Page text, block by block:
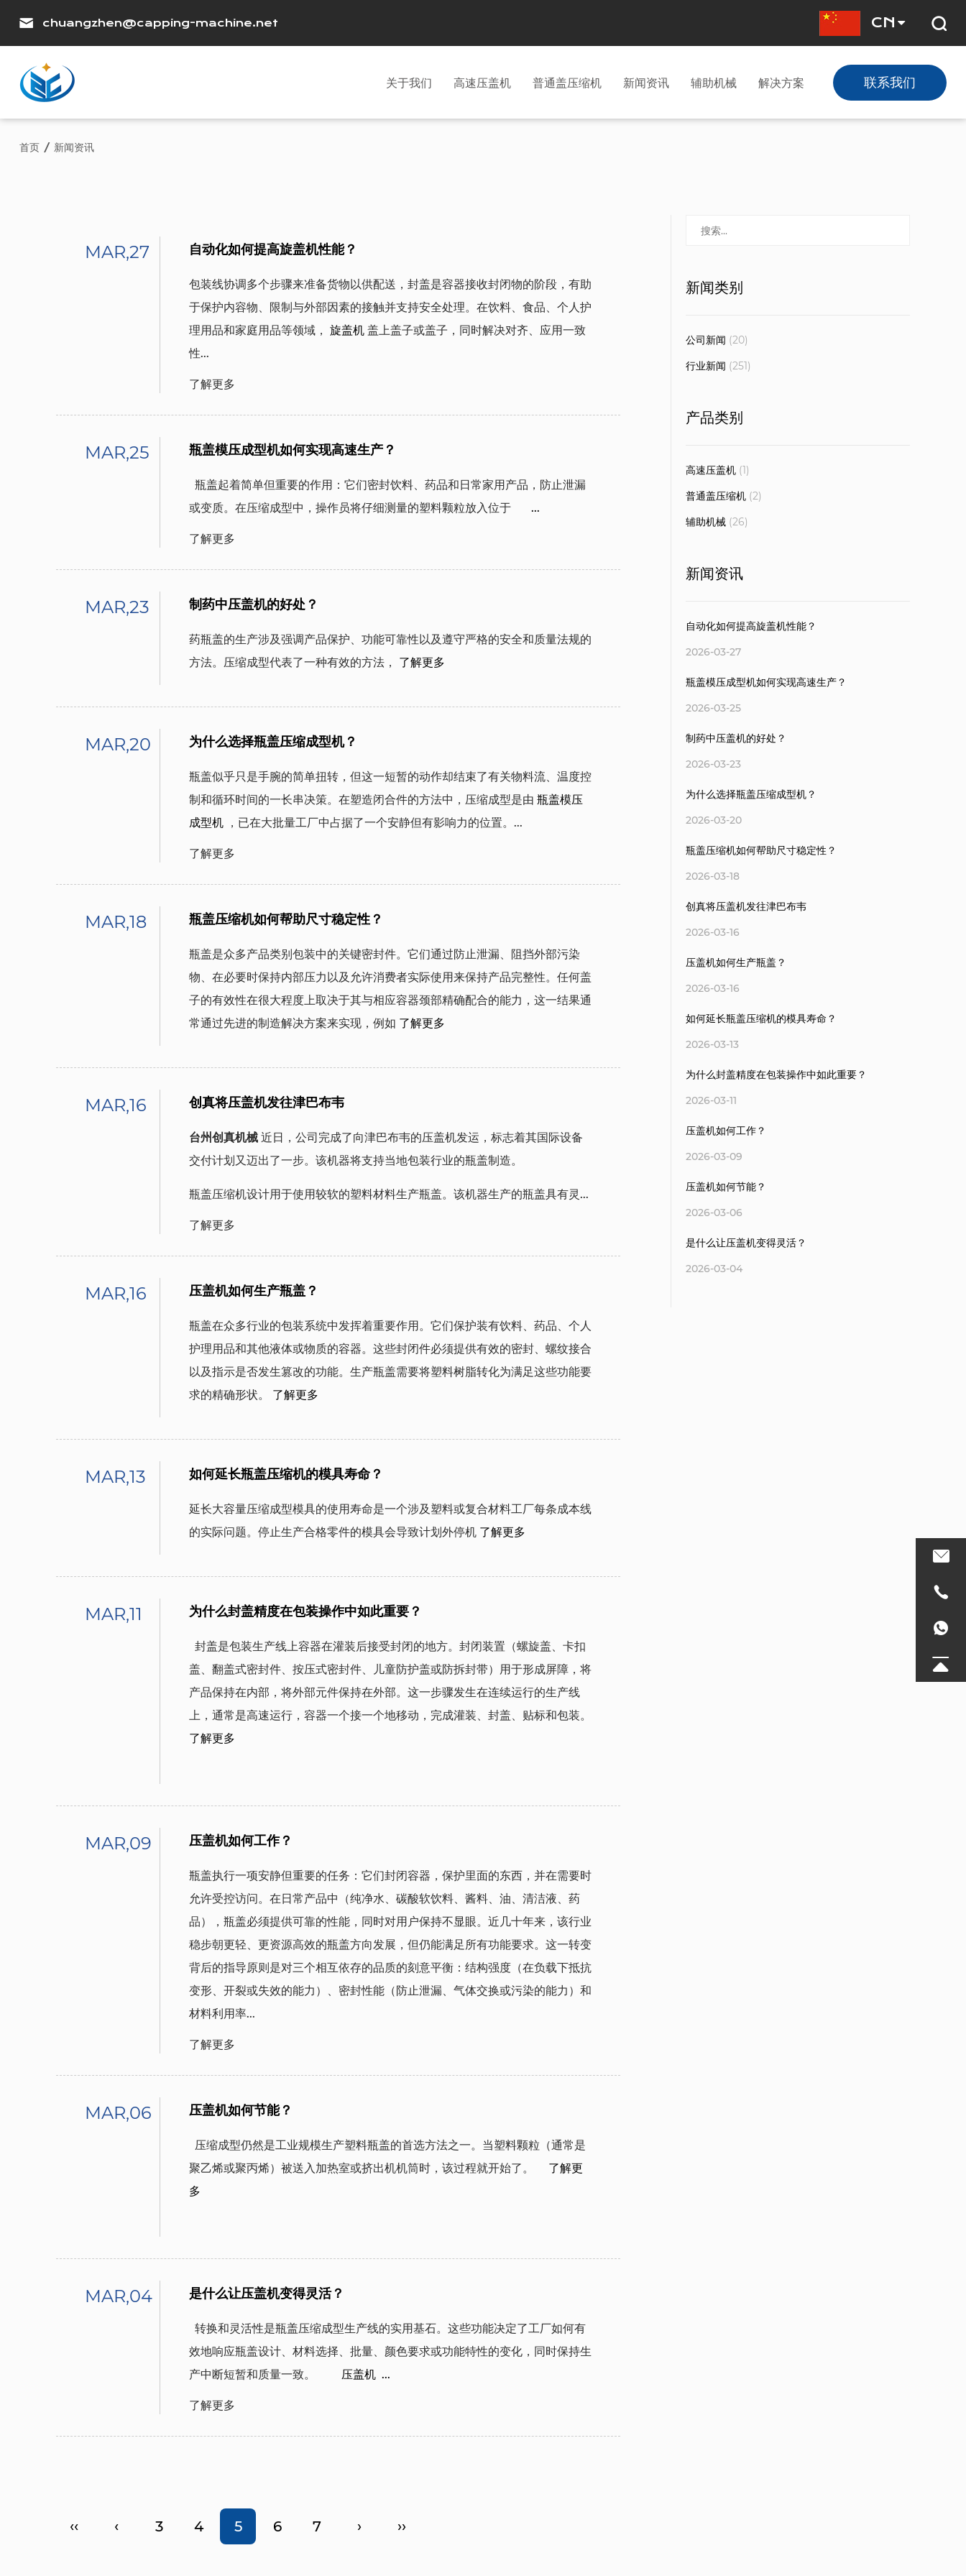
chuangzhen@capping-machine.net CN
关于我们 高速压盖机 普通盖压缩机 新闻资讯 辅助机械 解决方案 联系我们
首页 / 新闻资讯
新闻类别
公司新闻 (20)
行业新闻 (251)
产品类别
高速压盖机 (1)
普通盖压缩机 (2)
辅助机械 (26)
新闻资讯
自动化如何提高旋盖机性能？
2026-03-27
瓶盖模压成型机如何实现高速生产？
2026-03-25
制药中压盖机的好处？
2026-03-23
为什么选择瓶盖压缩成型机？
2026-03-20
瓶盖压缩机如何帮助尺寸稳定性？
2026-03-18
创真将压盖机发往津巴布韦
2026-03-16
压盖机如何生产瓶盖？
2026-03-16
如何延长瓶盖压缩机的模具寿命？
2026-03-13
为什么封盖精度在包装操作中如此重要？
2026-03-11
压盖机如何工作？
2026-03-09
压盖机如何节能？
2026-03-06
是什么让压盖机变得灵活？
2026-03-04
MAR,27 自动化如何提高旋盖机性能？
包装线协调多个步骤来准备货物以供配送，封盖是容器接收封闭物的阶段，有助
于保护内容物、限制与外部因素的接触并支持安全处理。在饮料、食品、个人护
理用品和家庭用品等领域，旋盖机盖上盖子或盖子，同时解决对齐、应用一致
性...
了解更多
MAR,25 瓶盖模压成型机如何实现高速生产？
  瓶盖起着简单但重要的作用：它们密封饮料、药品和日常家用产品，防止泄漏
或变质。在压缩成型中，操作员将仔细测量的塑料颗粒放入位于
  ...
了解更多
MAR,23 制药中压盖机的好处？
药瓶盖的生产涉及强调产品保护、功能可靠性以及遵守严格的安全和质量法规的
方法。压缩成型代表了一种有效的方法， 了解更多
MAR,20 为什么选择瓶盖压缩成型机？
瓶盖似乎只是手腕的简单扭转，但这一短暂的动作却结束了有关物料流、温度控
制和循环时间的一长串决策。在塑造闭合件的方法中，压缩成型是由瓶盖模压
成型机 ，已在大批量工厂中占据了一个安静但有影响力的位置。...
了解更多
MAR,18 瓶盖压缩机如何帮助尺寸稳定性？
瓶盖是众多产品类别包装中的关键密封件。它们通过防止泄漏、阻挡外部污染
物、在必要时保持内部压力以及允许消费者实际使用来保持产品完整性。任何盖
子的有效性在很大程度上取决于其与相应容器颈部精确配合的能力，这一结果通
常通过先进的制造解决方案来实现，例如 了解更多
MAR,16 创真将压盖机发往津巴布韦
台州创真机械近日，公司完成了向津巴布韦的压盖机发运，标志着其国际设备
交付计划又迈出了一步。该机器将支持当地包装行业的瓶盖制造。
瓶盖压缩机设计用于使用较软的塑料材料生产瓶盖。该机器生产的瓶盖具有灵...
了解更多
MAR,16 压盖机如何生产瓶盖？
瓶盖在众多行业的包装系统中发挥着重要作用。它们保护装有饮料、药品、个人
护理用品和其他液体或物质的容器。这些封闭件必须提供有效的密封、螺纹接合
以及指示是否发生篡改的功能。生产瓶盖需要将塑料树脂转化为满足这些功能要
求的精确形状。 了解更多
MAR,13 如何延长瓶盖压缩机的模具寿命？
延长大容量压缩成型模具的使用寿命是一个涉及塑料或复合材料工厂每条成本线
的实际问题。停止生产合格零件的模具会导致计划外停机 了解更多
MAR,11 为什么封盖精度在包装操作中如此重要？
  封盖是包装生产线上容器在灌装后接受封闭的地方。封闭装置（螺旋盖、卡扣
盖、翻盖式密封件、按压式密封件、儿童防护盖或防拆封带）用于形成屏障，将
产品保持在内部，将外部元件保持在外部。这一步骤发生在连续运行的生产线
了解更多
MAR,09 压盖机如何工作？
瓶盖执行一项安静但重要的任务：它们封闭容器，保护里面的东西，并在需要时
允许受控访问。在日常产品中（纯净水、碳酸软饮料、酱料、油、清洁液、药
品），瓶盖必须提供可靠的性能，同时对用户保持不显眼。近几十年来，该行业
稳步朝更轻、更资源高效的瓶盖方向发展，但仍能满足所有功能要求。这一转变
背后的指导原则是对三个相互依存的品质的刻意平衡：结构强度（在负载下抵抗
变形、开裂或失效的能力）、密封性能（防止泄漏、气体交换或污染的能力）和
材料利用率...
了解更多
MAR,06 压盖机如何节能？
聚乙烯或聚丙烯）被送入加热室或挤出机机筒时，该过程就开始了。
了解更
多
MAR,04 是什么让压盖机变得灵活？
  转换和灵活性是瓶盖压缩成型生产线的实用基石。这些功能决定了工厂如何有
效地响应瓶盖设计、材料选择、批量、颜色要求或功能特性的变化，同时保持生
产中断短暂和质量一致。
    压盖机  ...
了解更多
‹‹ ‹ 3 4 5 6 7 › ››